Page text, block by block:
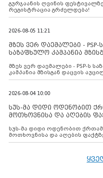
გურჯაანის ღვინის
რეგისტრაცია გრძელდება!
2026-08-05 11:21
მზეს ვერ დაემალები - PSP-ს
საზაფხულო კამპანია
მზეს ვერ დაემალები - PSP-ს
კამპანია მზისგან დაცვის
გვახსენებს
2026-08-04 10:00
სუს-მა დიდი ოდენობით
მოთხოვნისა და აღების
დააკავა
სუს-მა დიდი ოდენობით ქრთამის
მოთხოვნისა და აღების
მერიის თანამშრომელი